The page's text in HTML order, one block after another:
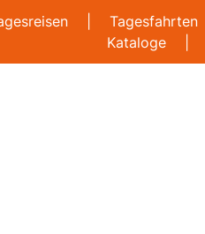
Tagesfahrten
Kataloge